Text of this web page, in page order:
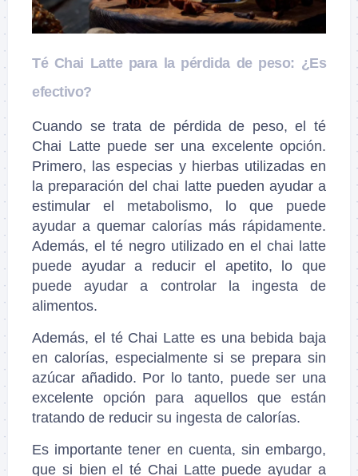
Té Chai Latte para la pérdida de peso: ¿Es
efectivo?
Cuando se trata de pérdida de peso, el té
Chai Latte puede ser una excelente opción.
Primero, las especias y hierbas utilizadas en
la preparación del chai latte pueden ayudar a
estimular el metabolismo, lo que puede
ayudar a quemar calorías más rápidamente.
Además, el té negro utilizado en el chai latte
puede ayudar a reducir el apetito, lo que
puede ayudar a controlar la ingesta de
alimentos.
Además, el té Chai Latte es una bebida baja
en calorías, especialmente si se prepara sin
azúcar añadido. Por lo tanto, puede ser una
excelente opción para aquellos que están
tratando de reducir su ingesta de calorías.
Es importante tener en cuenta, sin embargo,
que si bien el té Chai Latte puede ayudar a